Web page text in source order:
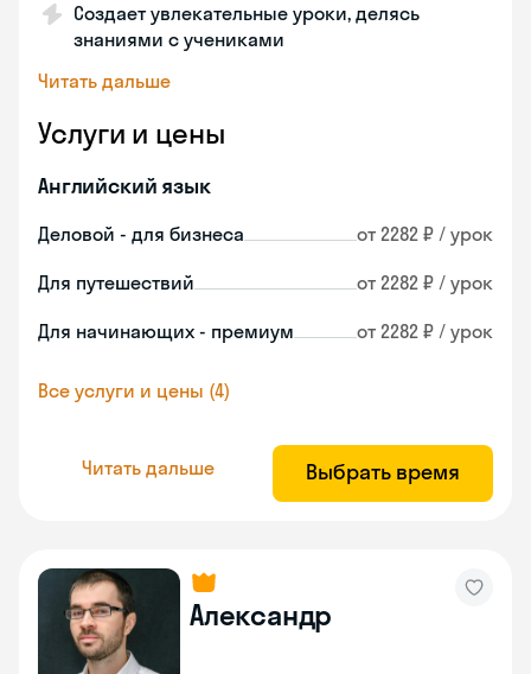
Создает увлекательные уроки, делясь
знаниями с учениками
Читать дальше
Услуги и цены
Английский язык
Деловой - для бизнеса от 2282 ₽ / урок
Для путешествий от 2282 ₽ / урок
Для начинающих - премиум от 2282 ₽ / урок
Все услуги и цены (4)
Читать дальше Выбрать время
Александр